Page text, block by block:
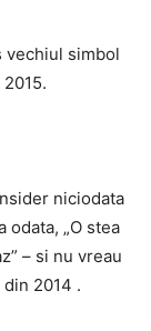
vechiul simbol
niciodata
odata, „O stea
– si nu vreau
2014 .